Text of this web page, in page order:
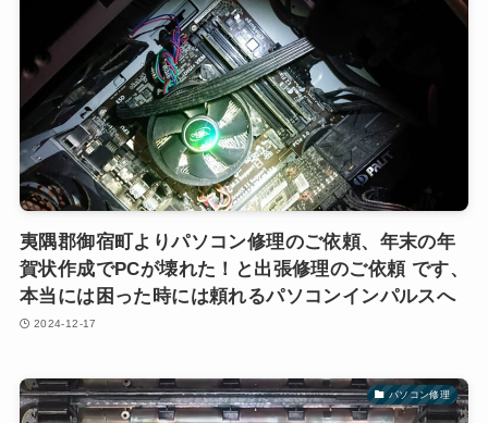
夷隅郡御宿町よりパソコン修理のご依頼、年末の年
賀状作成でPCが壊れた！と出張修理のご依頼 です、
本当には困った時には頼れるパソコンインパルスへ
2024-12-17
パソコン修理